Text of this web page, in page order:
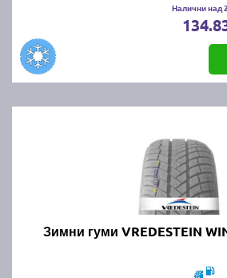
Налични над
Зимни гуми VREDESTEIN